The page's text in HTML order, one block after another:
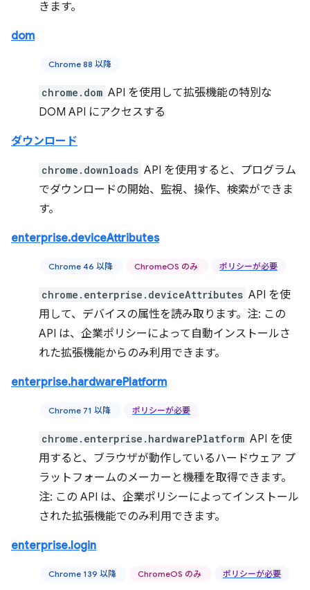
きます。
dom
Chrome 88 以降
chrome.dom API を使用して拡張機能の特別な
DOM API にアクセスする
ダウンロード
chrome.downloads API を使用すると、プログラム
でダウンロードの開始、監視、操作、検索ができま
す。
enterprise.deviceAttributes
Chrome 46 以降 ChromeOS のみ ポリシーが必要
chrome.enterprise.deviceAttributes API を使
用して、デバイスの属性を読み取ります。注: この
API は、企業ポリシーによって自動インストールさ
れた拡張機能からのみ利用できます。
enterprise.hardwarePlatform
Chrome 71 以降 ポリシーが必要
chrome.enterprise.hardwarePlatform API を使
用すると、ブラウザが動作しているハードウェア プ
ラットフォームのメーカーと機種を取得できます。
注: この API は、企業ポリシーによってインストール
された拡張機能でのみ利用できます。
enterprise.login
Chrome 139 以降 ChromeOS のみ ポリシーが必要